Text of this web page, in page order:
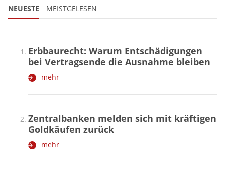
NEUESTE MEISTGELESEN
Erbbaurecht: Warum Entschädigungen
bei Vertragsende die Ausnahme bleiben
mehr
Zentralbanken melden sich mit kräftigen
Goldkäufen zurück
mehr